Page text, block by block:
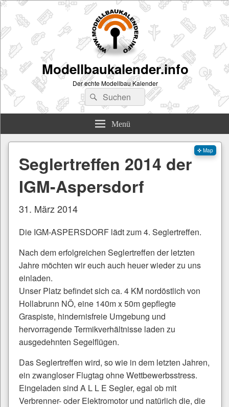
Modellbaukalender.info
Der echte Modellbau Kalender
Suchen
nach:
Suchen
Menü
✜ Map
Seglertreffen 2014 der
IGM-Aspersdorf
31. März 2014
Die IGM-ASPERSDORF lädt zum 4. Seglertreffen.
Nach dem erfolgreichen Seglertreffen der letzten
Jahre möchten wir euch auch heuer wieder zu uns
einladen.
Unser Platz befindet sich ca. 4 KM nordöstlich von
Hollabrunn NÖ, eine 140m x 50m gepflegte
Graspiste, hindernisfreie Umgebung und
hervorragende Termikverhältnisse laden zu
ausgedehnten Segelflügen.
Das Seglertreffen wird, so wie in dem letzten Jahren,
ein zwangloser Flugtag ohne Wettbewerbsstress.
Eingeladen sind A L L E Segler, egal ob mit
Verbrenner- oder Elektromotor und natürlich die, die